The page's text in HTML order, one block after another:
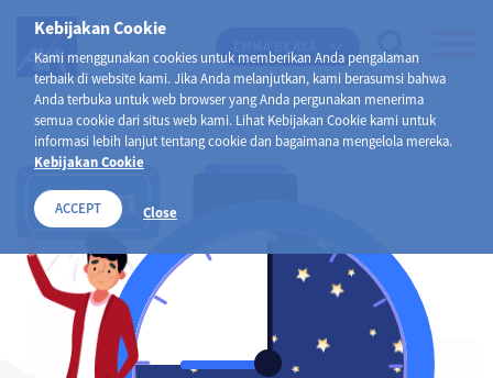
Kebijakan Cookie
Kami menggunakan cookies untuk memberikan Anda pengalaman
terbaik di website kami. Jika Anda melanjutkan, kami berasumsi bahwa
Anda terbuka untuk web browser yang Anda pergunakan menerima
semua cookie dari situs web kami. Lihat Kebijakan Cookie kami untuk
informasi lebih lanjut tentang cookie dan bagaimana mengelola mereka.
Kebijakan Cookie
ACCEPT Close
9 Jam